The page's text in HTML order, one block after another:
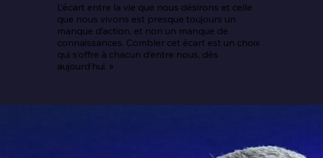
L’écart entre la vie que nous désirons et celle
que nous vivons est presque toujours un
manque d’action, et non un manque de
connaissances. Combler cet écart est un choix
qui s’offre à chacun d’entre nous, dès
aujourd’hui. »